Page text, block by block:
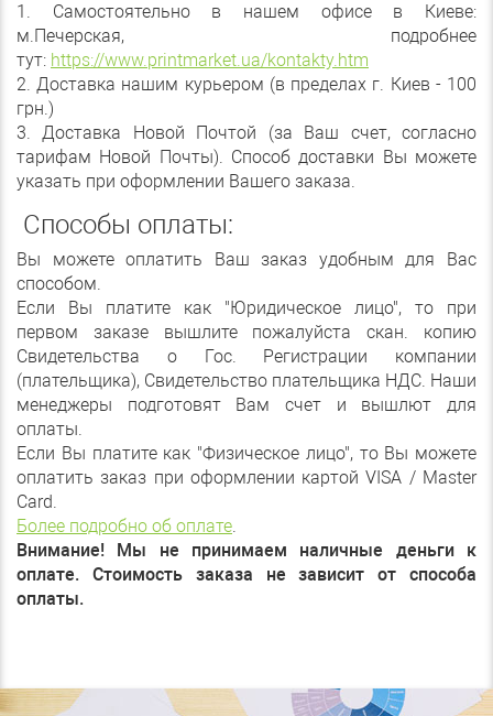
1. Самостоятельно в нашем офисе в Киеве:
м.Печерская, подробнее
тут: https://www.printmarket.ua/kontakty.htm
2. Доставка нашим курьером (в пределах г. Киев - 100
грн.)
3. Доставка Новой Почтой (за Ваш счет, согласно
тарифам Новой Почты). Способ доставки Вы можете
указать при оформлении Вашего заказа.
Способы оплаты:
Вы можете оплатить Ваш заказ удобным для Вас
способом.
Если Вы платите как "Юридическое лицо", то при
первом заказе вышлите пожалуйста скан. копию
Свидетельства о Гос. Регистрации компании
(плательщика), Свидетельство плательщика НДС. Наши
менеджеры подготовят Вам счет и вышлют для
оплаты.
Если Вы платите как "Физическое лицо", то Вы можете
оплатить заказ при оформлении картой VISA / Master
Card.
Более подробно об оплате.
Внимание! Мы не принимаем наличные деньги к
оплате. Стоимость заказа не зависит от способа
оплаты.